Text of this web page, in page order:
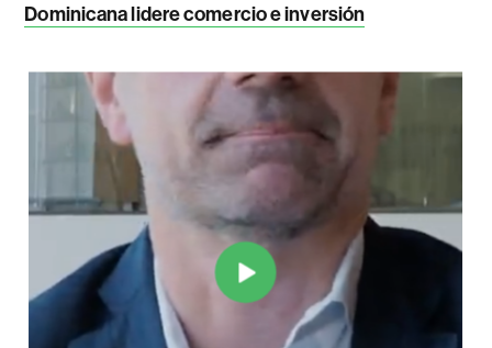
Dominicana lidere comercio e inversión